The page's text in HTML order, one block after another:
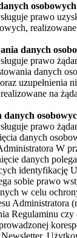
osobowych
prawo
realizowane
danych
prawo
danych
uzupełnienia
na
danych
prawo
danych
W
danych
identyfikację
sobie prawo
w celu
Administratora
Regulaminu czy